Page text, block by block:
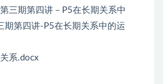
三期第四讲－P5在长期关系中
期第四讲-P5在长期关系中的运
系.docx